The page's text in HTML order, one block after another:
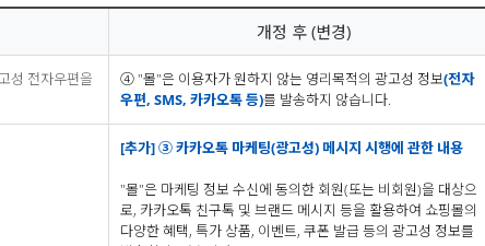
개정 후 (변경)
성 전자우편을
④ "몰"은 이용자가 원하지 않는 영리목적의 광고성 정보(전자
우편, SMS, 카카오톡 등)를 발송하지 않습니다.
[추가] ③ 카카오톡 마케팅(광고성) 메시지 시행에 관한 내용
"몰"은 마케팅 정보 수신에 동의한 회원(또는 비회원)을 대상으
로, 카카오톡 친구톡 및 브랜드 메시지 등을 활용하여 쇼핑몰의
다양한 혜택, 특가 상품, 이벤트, 쿠폰 발급 등의 광고성 정보를